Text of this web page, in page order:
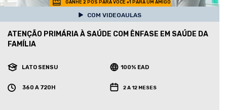
GANHE 2 POS PARA VOCE +1 PARA UM AMIGO
COM VIDEOAULAS
ATENÇÃO PRIMÁRIA À SAÚDE COM ÊNFASE EM SAÚDE DA
FAMÍLIA
LATO SENSU 100% EAD
360 A 720H 2 A 12 MESES